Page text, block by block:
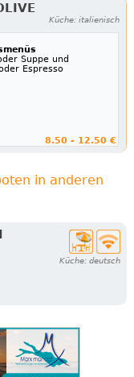
Küche: italienisch
Suppe und
Espresso
8.50 - 12.50 €
in anderen
Küche: deutsch